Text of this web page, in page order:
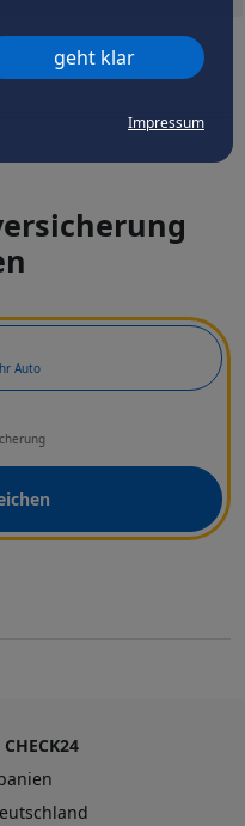
geht klar
Impressum
Auto
CHECK24